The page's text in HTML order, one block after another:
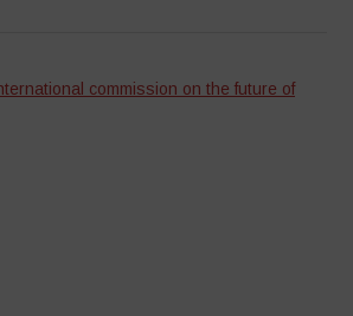
commission on the future of